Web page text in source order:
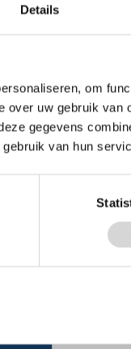
Details
om
uw gebruik
gegevens
van hun